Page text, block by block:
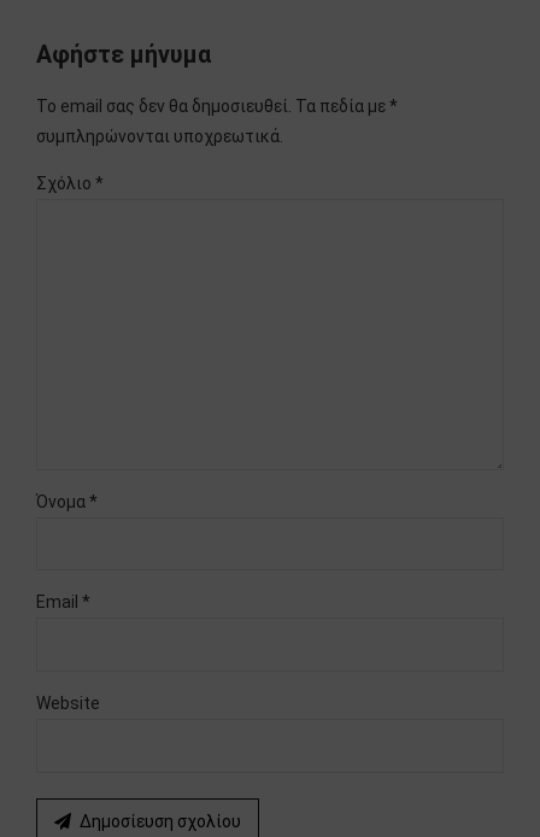
Αφήστε μήνυμα
Το email σας δεν θα δημοσιευθεί. Τα πεδία με *
συμπληρώνονται υποχρεωτικά.
Σχόλιο *
Όνομα *
Email *
Website
Δημοσίευση σχολίου